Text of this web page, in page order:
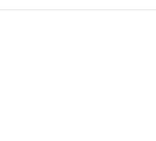
粉丝失